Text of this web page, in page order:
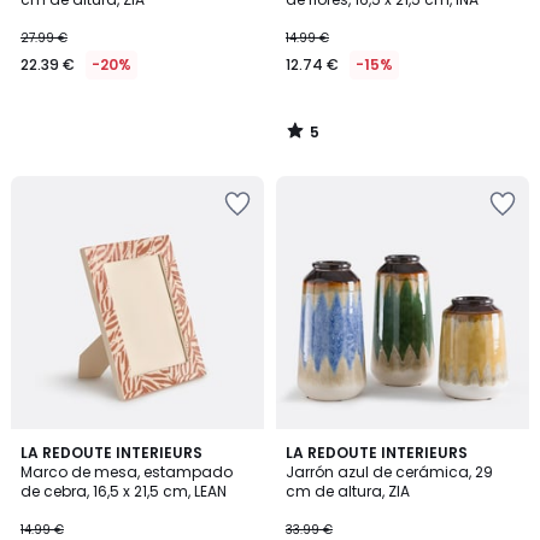
27.99 €
22.39 € -20%
14.99 €
12.74 € -15%
5
/
LA REDOUTE INTERIEURS
Marco de mesa, estampado
de cebra, 16,5 x 21,5 cm, LEAN
14.99 €
LA REDOUTE INTERIEURS
Jarrón azul de cerámica, 29
cm de altura, ZIA
33.99 €
5
/
5